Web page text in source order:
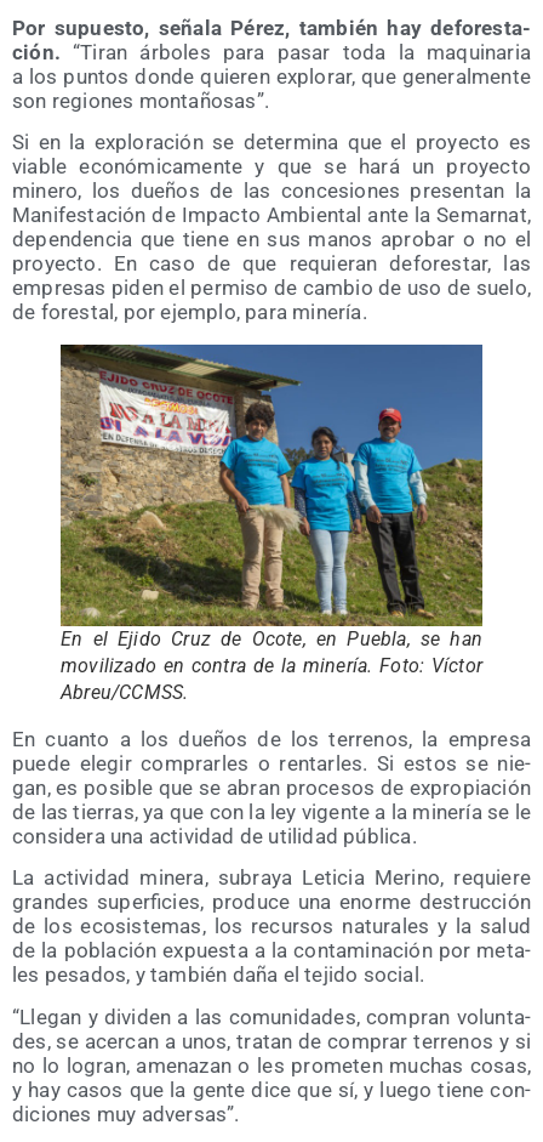
Por supues­to, seña­la Pérez, tam­bién hay defo­res­ta­
ción. “Tiran árbo­les para pasar toda la maqui­na­ria
a los pun­tos don­de quie­ren explo­rar, que gene­ral­men­te
son regio­nes montañosas”.
Si en la explo­ra­ción se deter­mi­na que el pro­yec­to es
via­ble eco­nó­mi­ca­men­te y que se hará un pro­yec­to
mine­ro, los due­ños de las con­ce­sio­nes pre­sen­tan la
Mani­fes­ta­ción de Impac­to Ambien­tal ante la Semar­nat,
depen­den­cia que tie­ne en sus manos apro­bar o no el
pro­yec­to. En caso de que requie­ran defo­res­tar, las
empre­sas piden el per­mi­so de cam­bio de uso de sue­lo,
de fores­tal, por ejem­plo, para minería.
En el Eji­do Cruz de Oco­te, en Pue­bla, se han
movi­li­za­do en con­tra de la mine­ría. Foto: Víc­tor
Abreu/​CCMSS.
En cuan­to a los due­ños de los terre­nos, la empre­sa
pue­de ele­gir com­prar­les o ren­tar­les. Si estos se nie­
gan, es posi­ble que se abran pro­ce­sos de expro­pia­ción
de las tie­rras, ya que con la ley vigen­te a la mine­ría se le
con­si­de­ra una acti­vi­dad de uti­li­dad pública.
La acti­vi­dad mine­ra, sub­ra­ya Leti­cia Merino, requie­re
gran­des super­fi­cies, pro­du­ce una enor­me des­truc­ción
de los eco­sis­te­mas, los recur­sos natu­ra­les y la salud
de la pobla­ción expues­ta a la con­ta­mi­na­ción por meta­
les pesa­dos, y tam­bién daña el teji­do social.
“Lle­gan y divi­den a las comu­ni­da­des, com­pran volun­ta­
des, se acer­can a unos, tra­tan de com­prar terre­nos y si
no lo logran, ame­na­zan o les pro­me­ten muchas cosas,
y hay casos que la gen­te dice que sí, y lue­go tie­ne con­
di­cio­nes muy adversas”.